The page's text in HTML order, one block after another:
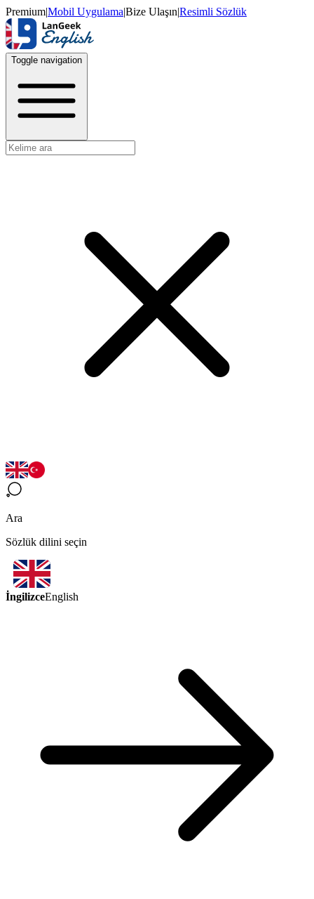
Premium|Mobil Uygulama|Bize Ulaşın|Resimli Sözlük
Toggle navigation
Ara
Sözlük dilini seçin
İngilizceEnglish